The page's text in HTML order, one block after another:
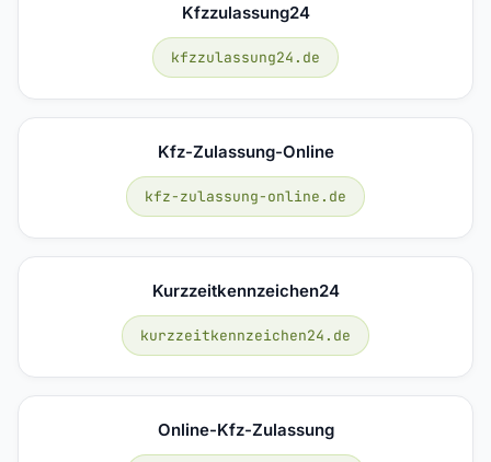
Kfzzulassung24
kfzzulassung24.de
Kfz-Zulassung-Online
kfz-zulassung-online.de
Kurzzeitkennzeichen24
kurzzeitkennzeichen24.de
Online-Kfz-Zulassung